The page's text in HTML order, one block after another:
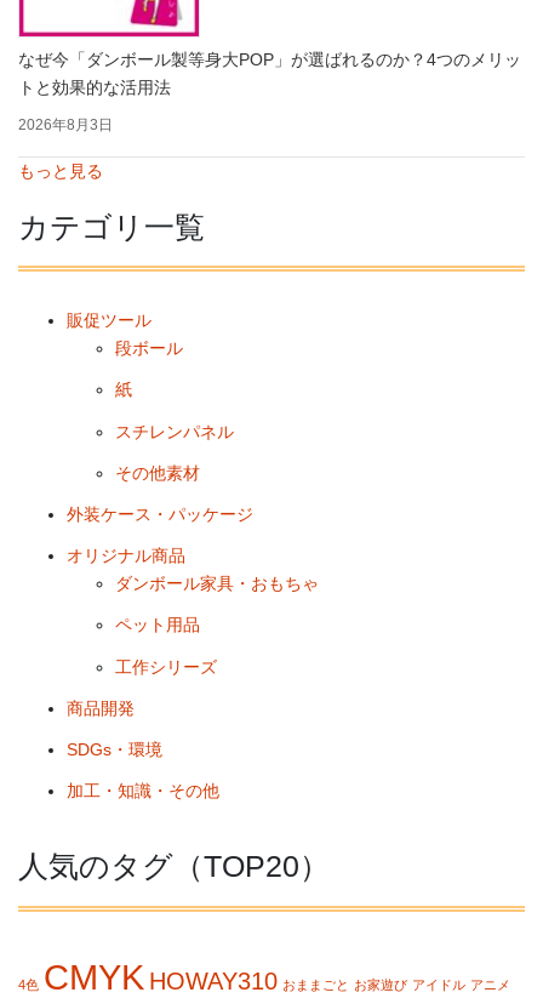
なぜ今「ダンボール製等身大POP」が選ばれるのか？4つのメリッ
トと効果的な活用法
2026年8月3日
もっと見る
カテゴリ一覧
販促ツール
段ボール
紙
スチレンパネル
その他素材
外装ケース・パッケージ
オリジナル商品
ダンボール家具・おもちゃ
ペット用品
工作シリーズ
商品開発
SDGs・環境
加工・知識・その他
人気のタグ（TOP20）
4色 CMYK HOWAY310 おままごと お家遊び アイドル アニメ